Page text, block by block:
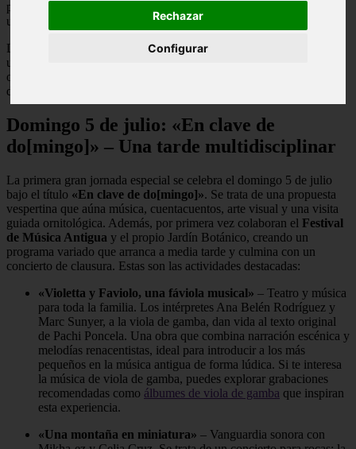
Rechazar
Configurar
propuestas didácticas que invitan a redescubrir la naturaleza desde
una perspectiva diferente.
La programación estival se articula en dos grandes bloques, cada
uno con su propia personalidad, aunque ambos comparten el
objetivo de
desglosamos cada cita para que no te pierdas ni un detalle.
Domingo 5 de julio: «En clave de
do[mingo]» – Una tarde multidisciplinar
La primera gran jornada especial se celebra el domingo 5 de julio
bajo el título «En clave de do[mingo]». Se trata de una propuesta
vespertina que aúna música, cuentacuentos, arte visual y una visita
guiada ornitológica. Además, por primera vez colaboran el Festival
de Música Antigua y el propio Jardín Botánico, creando un
programa variado que arranca a media tarde y culmina con un
concierto de clausura. Estas son las actividades destacadas:
«Violetta y Faviolo, una fáviola musical» – Teatro y música
para toda la familia. Los intérpretes Ana Belén Rodríguez y
Marc Sunyer, a la viola de gamba, dan vida al texto original
de Pachi Poncela. Una obra que combina narración escénica y
melodías renacentistas, ideal para introducir a los más
pequeños en la música antigua de forma lúdica. Si te interesa
la música de viola de gamba, puedes explorar grabaciones
recomendadas como álbumes de viola de gamba que inspiran
esta experiencia.
«Una montaña en miniatura» – Vanguardia sonora con